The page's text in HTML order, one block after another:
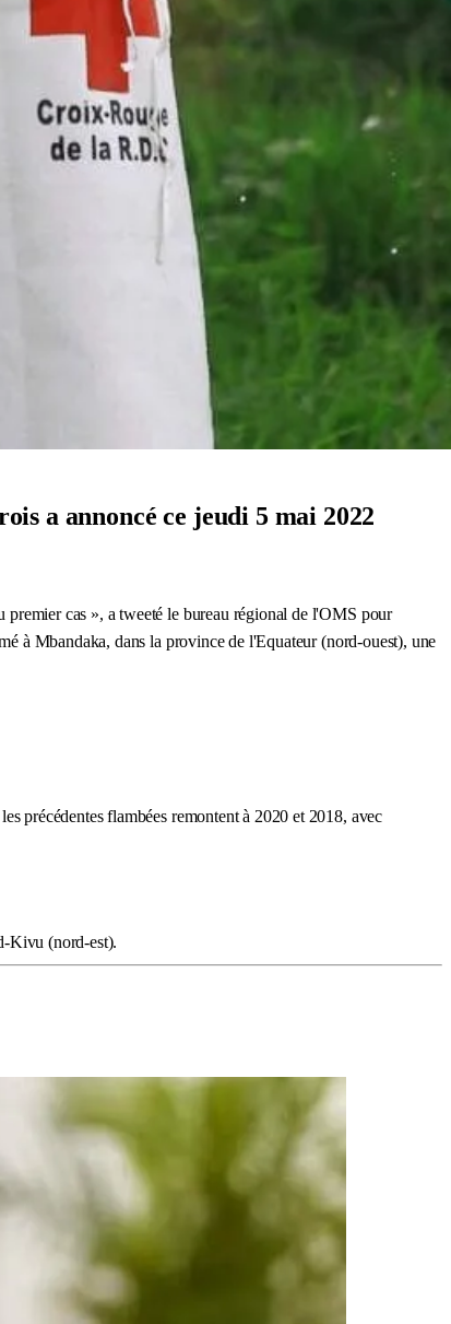
a annoncé ce jeudi 5 mai 2022
cas », a tweeté le bureau régional de l'OMS pour
à Mbandaka, dans la province de l'Equateur (nord-ouest), une
précédentes flambées remontent à 2020 et 2018, avec
Kivu (nord-est).